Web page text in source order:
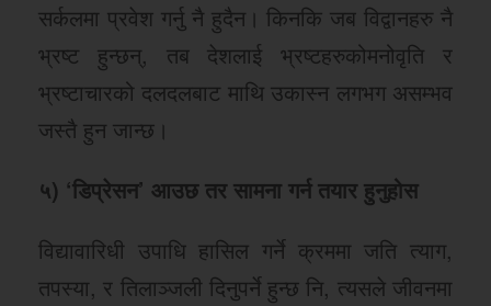
सर्कलमा प्रवेश गर्नु नै हुदैन। किनकि जब विद्वानहरु नै
भ्रष्ट हुन्छन्, तब देशलाई भ्रष्टहरुकोमनोवृति र
भ्रष्टाचारको दलदलबाट माथि उकास्न लगभग असम्भव
जस्तै हुन जान्छ।
५) ‘डिप्रेसन’ आउछ तर सामना गर्न तयार हुनुहोस
विद्यावारिधी उपाधि हासिल गर्ने क्रममा जति त्याग,
तपस्या, र तिलाञ्जली दिनुपर्ने हुन्छ नि, त्यसले जीवनमा